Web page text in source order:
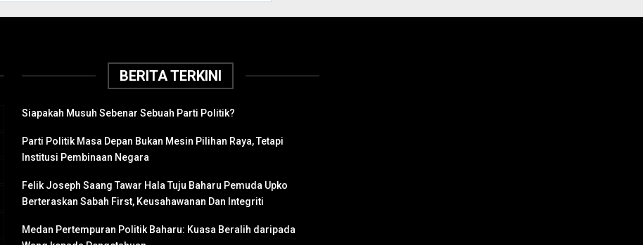
BERITA TERKINI
Siapakah Musuh Sebenar Sebuah Parti Politik?
Parti Politik Masa Depan Bukan Mesin Pilihan Raya, Tetapi
Institusi Pembinaan Negara
Felik Joseph Saang Tawar Hala Tuju Baharu Pemuda Upko
Berteraskan Sabah First, Keusahawanan Dan Integriti
Medan Pertempuran Politik Baharu: Kuasa Beralih daripada